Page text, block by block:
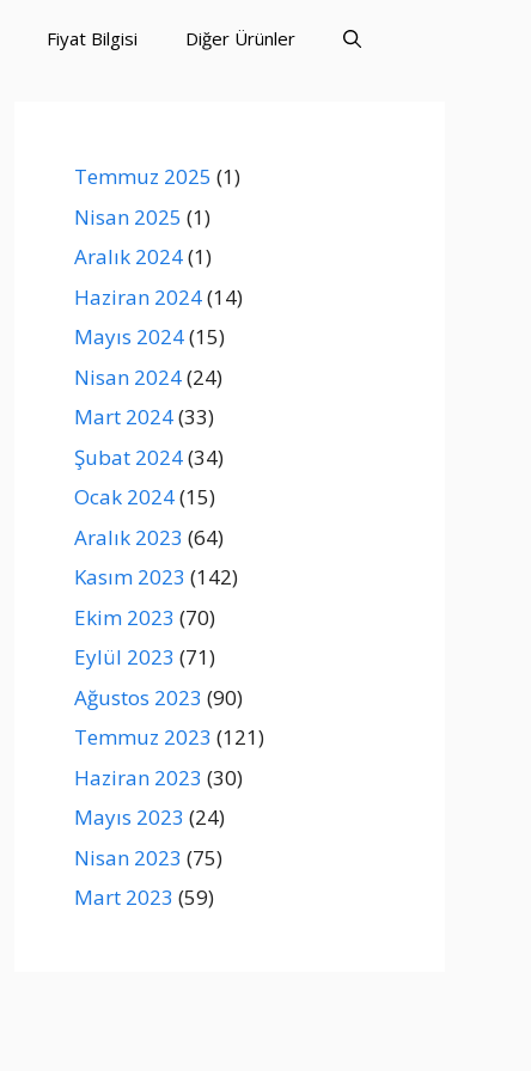
Fiyat Bilgisi Diğer Ürünler
Temmuz 2025 (1)
Nisan 2025 (1)
Aralık 2024(1)
Haziran 2024(14)
Mayıs 2024(15)
Nisan 2024(24)
Mart 2024(33)
Şubat 2024(34)
Ocak 2024(15)
Aralık 2023 (64)
Kasım 2023 (142)
Ekim 2023 (70)
Eylül 2023 (71)
Ağustos 2023 (90)
Temmuz 2023 (121)
Haziran 2023 (30)
Mayıs 2023 (24)
Nisan 2023 (75)
Mart 2023 (59)